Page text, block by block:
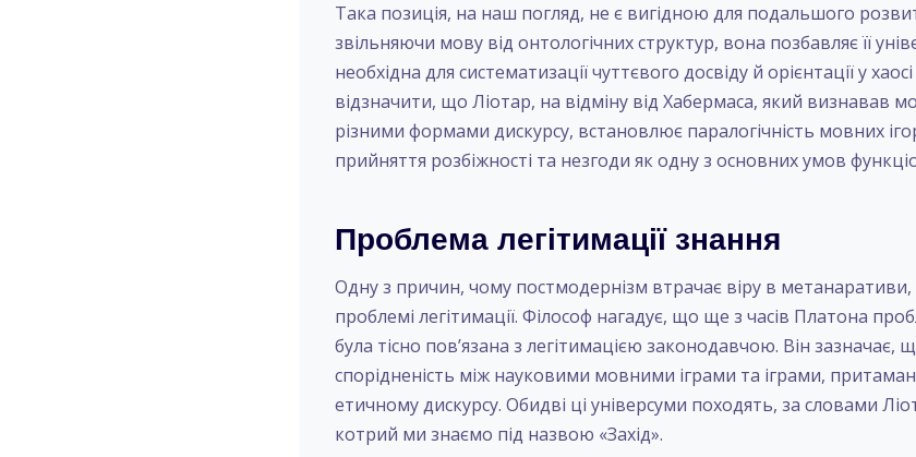
Така позиція, на наш погляд, не є вигідною для подальшого
звільняючи мову від онтологічних структур, вона позбавляє її
необхідна для систематизації чуттєвого досвіду й орієнтації у
відзначити, що Ліотар, на відміну від Хабермаса, який визнавав
різними формами дискурсу, встановлює паралогічність мовних
прийняття розбіжності та незгоди як одну з основних умов
Проблема легітимації знання
Одну з причин, чому постмодернізм втрачає віру в метанаративи,
проблемі легітимації. Філософ нагадує, що ще з часів Платона
була тісно пов’язана з легітимацією законодавчою. Він зазначає,
спорідненість між науковими мовними іграми та іграми,
етичному дискурсу. Обидві ці універсуми походять, за словами
котрий ми знаємо під назвою «Захід».